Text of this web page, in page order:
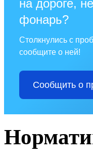
на дороге,
фонарь?
Столкнулись с
сообщите о ней!
Сообщить о